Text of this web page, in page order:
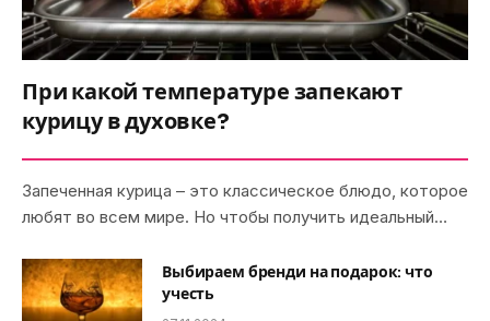
При какой температуре запекают
курицу в духовке?
Запеченная курица – это классическое блюдо, которое
любят во всем мире. Но чтобы получить идеальный…
Выбираем бренди на подарок: что
учесть